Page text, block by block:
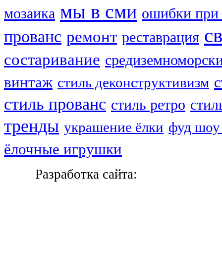
мозаика мы в сми ошибки при
прованс ремонт реставрация
состаривание
винтаж стиль деконструктивизм
стиль прованс стиль ретро
тренды украшение ёлки фуд шоу
ёлочные игрушки
Разработка сайта: